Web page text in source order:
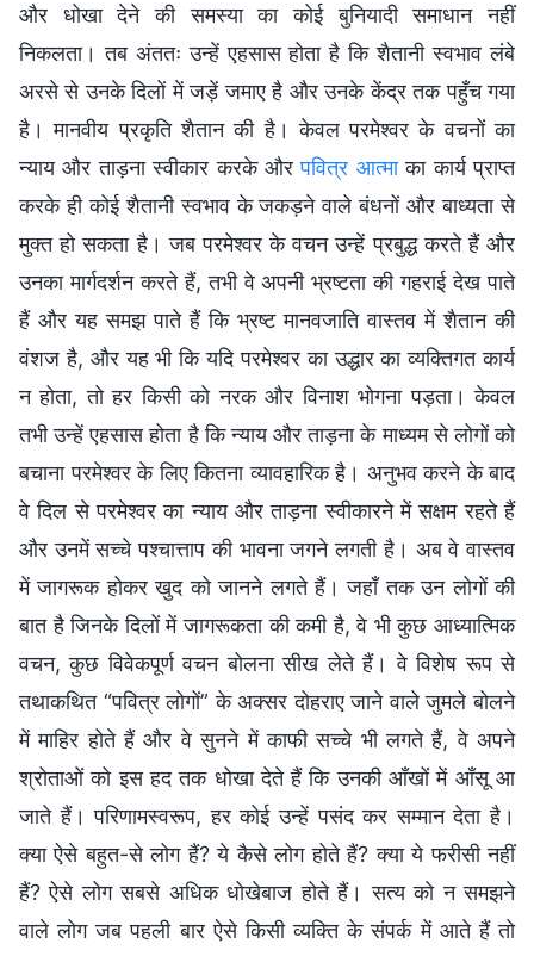
और धोखा देने की समस्या का कोई बुनियादी समाधान नहीं
निकलता। तब अंततः उन्हें एहसास होता है कि शैतानी स्वभाव लंबे
अरसे से उनके दिलों में जड़ें जमाए है और उनके केंद्र तक पहुँच गया
है। मानवीय प्रकृति शैतान की है। केवल परमेश्वर के वचनों का
न्याय और ताड़ना स्वीकार करके औरपवित्र आत्माका कार्य प्राप्त
करके ही कोई शैतानी स्वभाव के जकड़ने वाले बंधनों और बाध्यता से
मुक्त हो सकता है। जब परमेश्वर के वचन उन्हें प्रबुद्ध करते हैं और
उनका मार्गदर्शन करते हैं, तभी वे अपनी भ्रष्टता की गहराई देख पाते
हैं और यह समझ पाते हैं कि भ्रष्ट मानवजाति वास्तव में शैतान की
वंशज है, और यह भी कि यदि परमेश्वर का उद्धार का व्यक्तिगत कार्य
न होता, तो हर किसी को नरक और विनाश भोगना पड़ता। केवल
तभी उन्हें एहसास होता है कि न्याय और ताड़ना के माध्यम से लोगों को
बचाना परमेश्वर के लिए कितना व्यावहारिक है। अनुभव करने के बाद
वे दिल से परमेश्वर का न्याय और ताड़ना स्वीकारने में सक्षम रहते हैं
और उनमें सच्चे पश्चात्ताप की भावना जगने लगती है। अब वे वास्तव
में जागरूक होकर खुद को जानने लगते हैं। जहाँ तक उन लोगों की
बात है जिनके दिलों में जागरूकता की कमी है, वे भी कुछ आध्यात्मिक
वचन, कुछ विवेकपूर्ण वचन बोलना सीख लेते हैं। वे विशेष रूप से
तथाकथित “पवित्र लोगों” के अक्सर दोहराए जाने वाले जुमले बोलने
में माहिर होते हैं और वे सुनने में काफी सच्चे भी लगते हैं, वे अपने
श्रोताओं को इस हद तक धोखा देते हैं कि उनकी आँखों में आँसू आ
जाते हैं। परिणामस्वरूप, हर कोई उन्हें पसंद कर सम्मान देता है।
क्या ऐसे बहुत-से लोग हैं? ये कैसे लोग होते हैं? क्या ये फरीसी नहीं
हैं? ऐसे लोग सबसे अधिक धोखेबाज होते हैं। सत्य को न समझने
वाले लोग जब पहली बार ऐसे किसी व्यक्ति के संपर्क में आते हैं तो